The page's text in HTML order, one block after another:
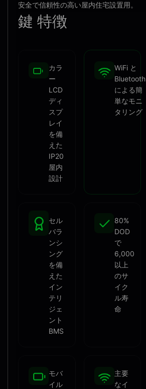
安全で信頼性の高い屋内住宅設置用。
鍵 特徴
カラ
ー
LCD
ディ
スプ
レイ
を備
えた
IP20
屋内
設計
WiFi と
Bluetooth
による簡
単なモニ
タリング
セル
バラ
ンシ
ング
を備
えた
イン
テリ
ジェ
ント
BMS
80%
DOD
で
6,000
以上
のサ
イク
ル寿
命
モバ
イル
主要
なイ